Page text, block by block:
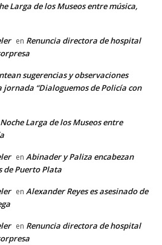
Larga de los Museos entre música,
en Renuncia directora de hospital
sugerencias y observaciones
“Dialoguemos de Policía con
Larga de los Museos entre
en Abinader y Paliza encabezan
de Puerto Plata
en Alexander Reyes es asesinado de
en Renuncia directora de hospital